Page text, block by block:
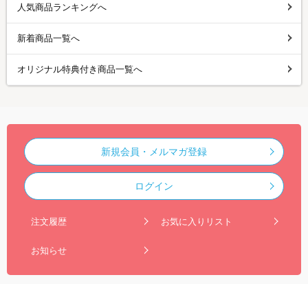
人気商品ランキングへ
新着商品一覧へ
オリジナル特典付き商品一覧へ
新規会員・メルマガ登録
ログイン
注文履歴 お気に入りリスト
お知らせ